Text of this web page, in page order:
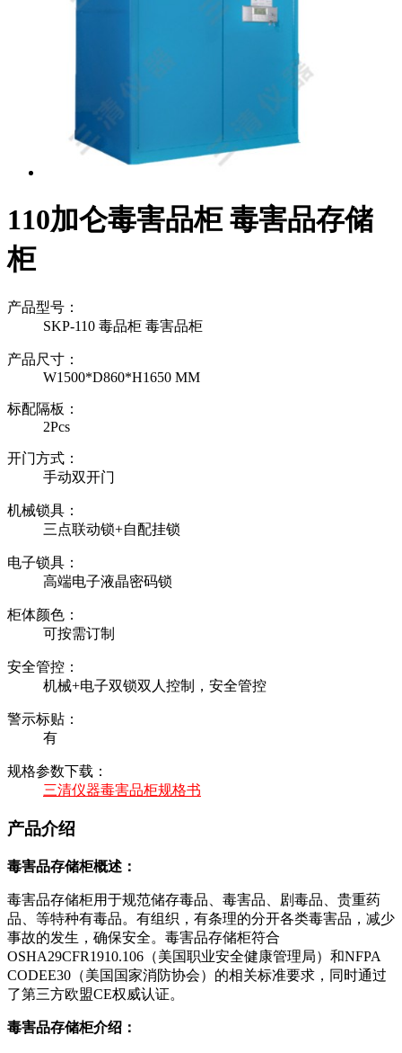
110加仑毒害品柜 毒害品存储
柜
产品型号：
SKP-110 毒品柜 毒害品柜
产品尺寸：
W1500*D860*H1650 MM
标配隔板：
2Pcs
开门方式：
手动双开门
机械锁具：
三点联动锁+自配挂锁
电子锁具：
高端电子液晶密码锁
柜体颜色：
可按需订制
安全管控：
机械+电子双锁双人控制，安全管控
警示标贴：
有
规格参数下载：
三清仪器毒害品柜规格书
产品介绍
毒害品存储柜概述：
毒害品存储柜用于规范储存毒品、毒害品、剧毒品、贵重药
品、等特种有毒品。有组织，有条理的分开各类毒害品，减少
事故的发生，确保安全。毒害品存储柜符合
OSHA29CFR1910.106（美国职业安全健康管理局）和NFPA
CODEE30（美国国家消防协会）的相关标准要求，同时通过
了第三方欧盟CE权威认证。
毒害品存储柜介绍：